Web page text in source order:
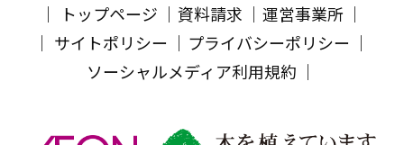
トップページ 資料請求
運営事業所
サイトポリシー
プライバシーポリシー
ソーシャルメディア利用規約